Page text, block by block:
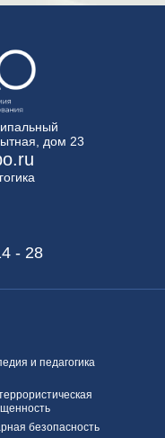
дом 23
- 28
и педагогика
безопасность